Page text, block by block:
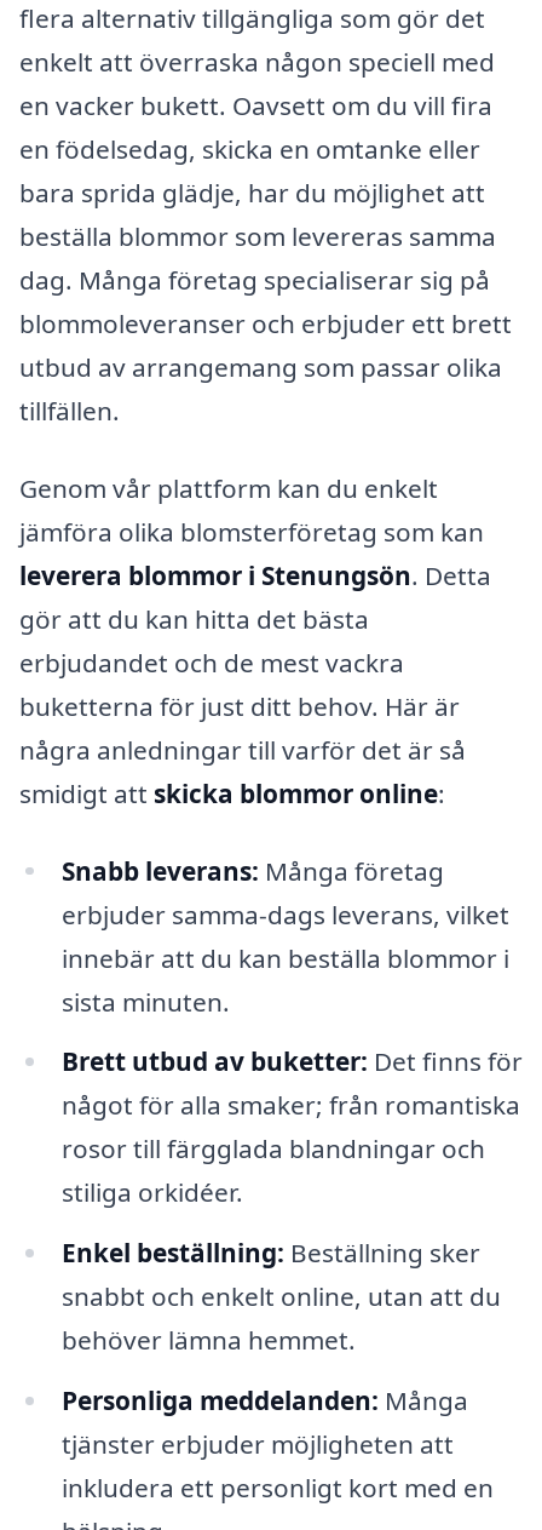
flera alternativ tillgängliga som gör det
enkelt att överraska någon speciell med
en vacker bukett. Oavsett om du vill fira
en födelsedag, skicka en omtanke eller
bara sprida glädje, har du möjlighet att
beställa blommor som levereras samma
dag. Många företag specialiserar sig på
blommoleveranser och erbjuder ett brett
utbud av arrangemang som passar olika
tillfällen.
Genom vår plattform kan du enkelt
jämföra olika blomsterföretag som kan
leverera blommor i Stenungsön. Detta
gör att du kan hitta det bästa
erbjudandet och de mest vackra
buketterna för just ditt behov. Här är
några anledningar till varför det är så
smidigt att skicka blommor online:
Snabb leverans: Många företag
erbjuder samma-dags leverans, vilket
innebär att du kan beställa blommor i
sista minuten.
Brett utbud av buketter: Det finns för
något för alla smaker; från romantiska
rosor till färgglada blandningar och
stiliga orkidéer.
Enkel beställning: Beställning sker
snabbt och enkelt online, utan att du
behöver lämna hemmet.
Personliga meddelanden: Många
tjänster erbjuder möjligheten att
inkludera ett personligt kort med en